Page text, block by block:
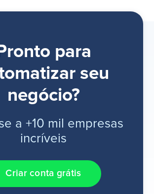
para
seu
negócio?
a +10 mil empresas
incríveis
Criar conta grátis